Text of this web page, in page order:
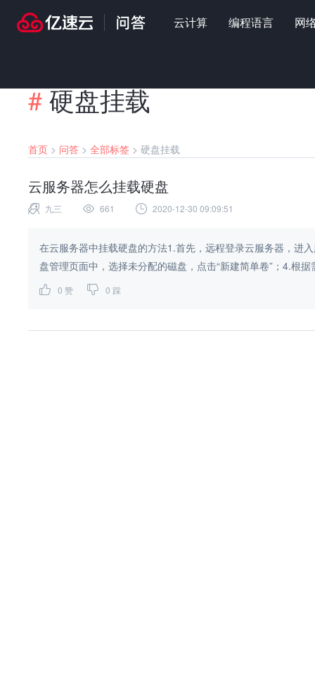
云计算 编程语言 网
#硬盘挂载
首页 > 问答 > 全部标签 > 硬盘挂载
云服务器怎么挂载硬盘
九三 661 2020-12-30 09:09:51
在云服务器中挂载硬盘的方法1.首先，远程登录云服务器，进
盘管理页面中，选择未分配的磁盘，点击“新建简单卷”；4.根
0 赞 0 踩